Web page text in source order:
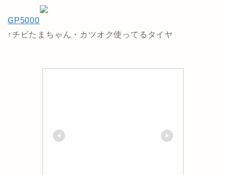
GP5000
↑チビたまちゃん・カツオク使ってるタイヤ